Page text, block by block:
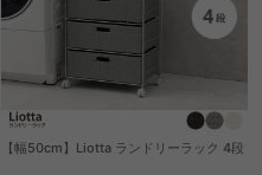
【幅50cm】Liotta ランドリーラック 4段